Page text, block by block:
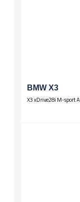
BMW X3
X3 xDrive28i M-sport